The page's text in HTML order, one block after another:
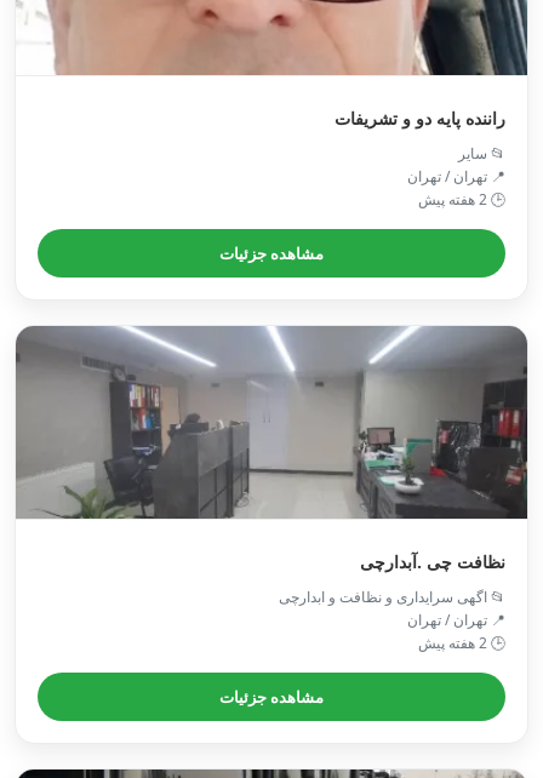
راننده پایه دو و تشریفات
📂 سایر
📍 تهران / تهران
🕒 2 هفته پیش
مشاهده جزئیات
نظافت چی .آبدارچی
📂 اگهی سرایداری و نظافت و ابدارچی
📍 تهران / تهران
🕒 2 هفته پیش
مشاهده جزئیات